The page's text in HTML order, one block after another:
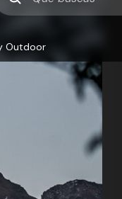
Outdoor